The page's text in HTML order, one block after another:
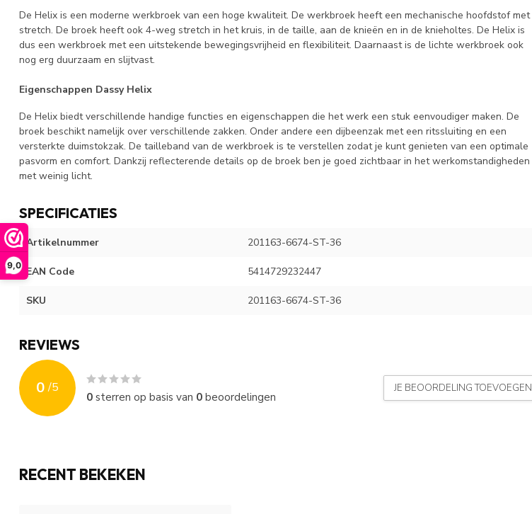
9,0
De Helix is een moderne werkbroek van een hoge kwaliteit. De werkbroek heeft een mechanische hoofdstof met
stretch. De broek heeft ook 4-weg stretch in het kruis, in de taille, aan de knieën en in de knieholtes. De Helix is
dus een werkbroek met een uitstekende bewegingsvrijheid en flexibiliteit. Daarnaast is de lichte werkbroek ook
nog erg duurzaam en slijtvast.
Eigenschappen Dassy Helix
De Helix biedt verschillende handige functies en eigenschappen die het werk een stuk eenvoudiger maken. De
broek beschikt namelijk over verschillende zakken. Onder andere een dijbeenzak met een ritssluiting en een
versterkte duimstokzak. De tailleband van de werkbroek is te verstellen zodat je kunt genieten van een optimale
pasvorm en comfort. Dankzij reflecterende details op de broek ben je goed zichtbaar in het werkomstandigheden
met weinig licht.
SPECIFICATIES
Artikelnummer 201163-6674-ST-36
EAN Code 5414729232447
SKU 201163-6674-ST-36
REVIEWS
0 /5
0sterren op basis van 0beoordelingen
JE BEOORDELING TOEVOEGEN
RECENT BEKEKEN